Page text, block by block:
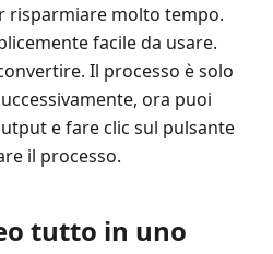
risparmiare molto tempo.
facile da usare.
Il processo è solo
ora puoi
e fare clic sul pulsante
il processo.
tutto in uno